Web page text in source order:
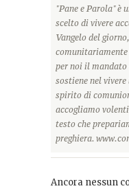
"Pane e Parola" è
scelto di vivere
Vangelo del
comunitariamente
per noi il mandato
sostiene nel
spirito di
accogliamo
testo che
preghiera.
Ancora nessun